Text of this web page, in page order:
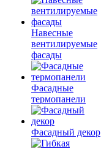
Навесные
вентилируемые
фасады
Фасадные
термопанели
Фасадный декор